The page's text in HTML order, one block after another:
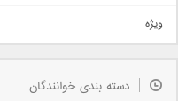
دمو
مذهبی
جدیدترین ها
ویژه
دسته بندی خوانندگان